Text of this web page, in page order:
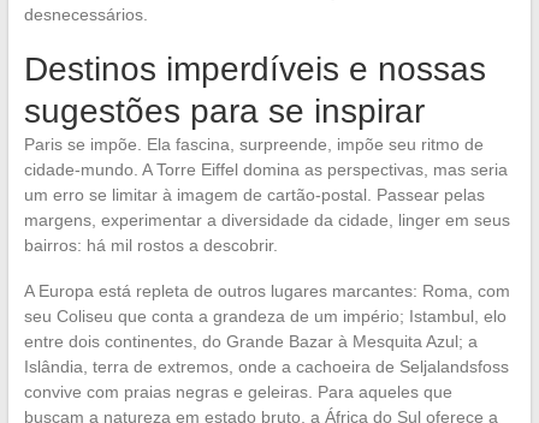
desnecessários.
Destinos imperdíveis e nossas
sugestões para se inspirar
Paris se impõe. Ela fascina, surpreende, impõe seu ritmo de
cidade-mundo. A Torre Eiffel domina as perspectivas, mas seria
um erro se limitar à imagem de cartão-postal. Passear pelas
margens, experimentar a diversidade da cidade, linger em seus
bairros: há mil rostos a descobrir.
A Europa está repleta de outros lugares marcantes: Roma, com
seu Coliseu que conta a grandeza de um império; Istambul, elo
entre dois continentes, do Grande Bazar à Mesquita Azul; a
Islândia, terra de extremos, onde a cachoeira de Seljalandsfoss
convive com praias negras e geleiras. Para aqueles que
buscam a natureza em estado bruto, a África do Sul oferece a